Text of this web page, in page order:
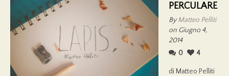
PERCULARE
ByMatteo Pelliti
on Giugno 4,
2014
0
4
di Matteo Pelliti